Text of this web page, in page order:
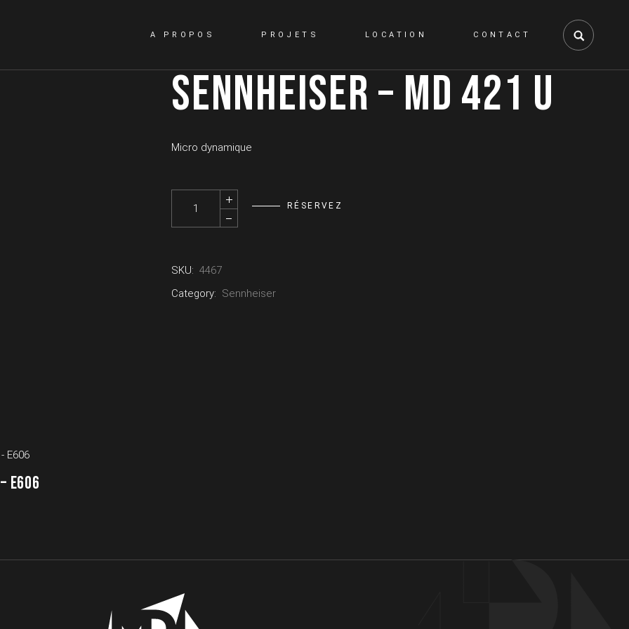
A PROPOS PROJETS LOCATION CONTACT
SENNHEISER – MD 421 U
Micro dynamique
SENNHEISER - MD 421 U quantity
RÉSERVEZ
SKU: 4467
Category: Sennheiser
E606